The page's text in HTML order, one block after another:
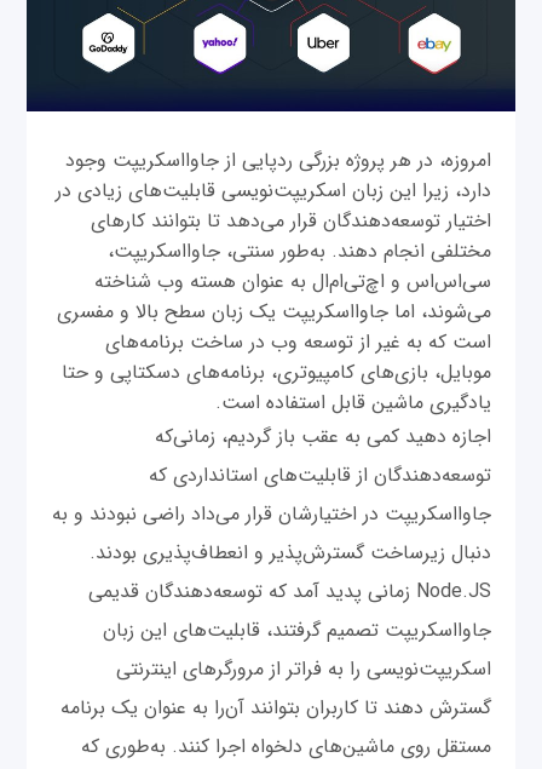
امروزه، در هر پروژه بزرگی ردپایی از جاوااسکریپت وجود
دارد، زیرا این زبان اسکریپت‌نویسی قابلیت‌های زیادی در
اختیار توسعه‌دهندگان قرار می‌دهد تا بتوانند کارهای
مختلفی انجام دهند. به‌طور سنتی، جاوااسکریپت،
سی‌اس‌اس و اچ‌تی‌ام‌ال به عنوان هسته وب شناخته
می‌شوند، اما جاوااسکریپت یک زبان سطح بالا و مفسری
است که به غیر از توسعه وب در ساخت برنامه‌های
موبایل، بازی‌های کامپیوتری، برنامه‌های دسکتاپی و حتا
یادگیری ماشین قابل استفاده است.
اجازه دهید کمی به عقب باز گردیم، زمانی‌که
توسعه‌دهندگان از قابلیت‌های استانداردی که
جاوااسکریپت در اختیارشان قرار می‌داد راضی نبودند و به
دنبال زیرساخت گسترش‌پذیر و انعطاف‌پذیری بودند.
Node.JS زمانی پدید آمد که توسعه‌دهندگان قدیمی
جاوااسکریپت تصمیم گرفتند، قابلیت‌های این زبان
اسکریپت‌نویسی را به فراتر از مرورگرهای اینترنتی
گسترش دهند تا کاربران بتوانند آن‌را به عنوان یک برنامه
مستقل روی ماشین‌های دلخواه اجرا کنند. به‌طوری که